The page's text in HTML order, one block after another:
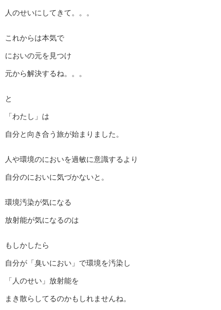
人のせいにしてきて。。。
これからは本気で
においの元を見つけ
元から解決するね。。。
と
「わたし」は
自分と向き合う旅が始まりました。
人や環境のにおいを過敏に意識するより
自分のにおいに気づかないと。
環境汚染が気になる
放射能が気になるのは
もしかしたら
自分が「臭いにおい」で環境を汚染し
「人のせい」放射能を
まき散らしてるのかもしれませんね。